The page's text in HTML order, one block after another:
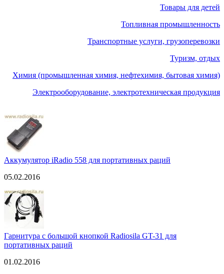
Товары для детей
Топливная промышленность
Транспортные услуги, грузоперевозки
Туризм, отдых
Химия (промышленная химия, нефтехимия, бытовая химия)
Электрооборудование, электротехническая продукция
Аккумулятор iRadio 558 для портативных раций
05.02.2016
Гарнитура с большой кнопкой Radiosila GT-31 для
портативных раций
01.02.2016